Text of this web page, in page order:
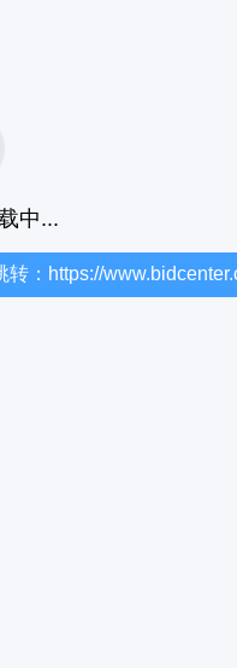
中...
转：https://